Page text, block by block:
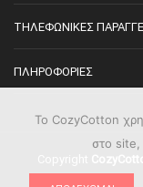
ΤΗΛΕΦΩΝΙΚΈΣ
ΠΛΗΡΟΦΟΡΊΕΣ
Το CozyCotton
στο site,